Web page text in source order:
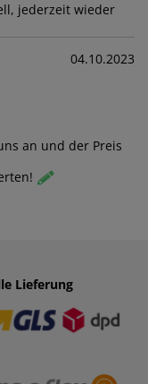
jederzeit wieder
an und der Preis
04.10.2023
Zahlen
Lieferung